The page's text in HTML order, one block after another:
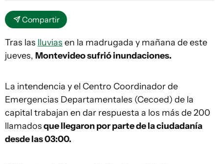
Compartir
Tras las lluvias en la madrugada y mañana de este
jueves, Montevideo sufrió inundaciones.
La intendencia y el Centro Coordinador de
Emergencias Departamentales (Cecoed) de la
capital trabajan en dar respuesta a los más de 200
llamadosque llegaron por parte de la ciudadanía
desde las 03:00.